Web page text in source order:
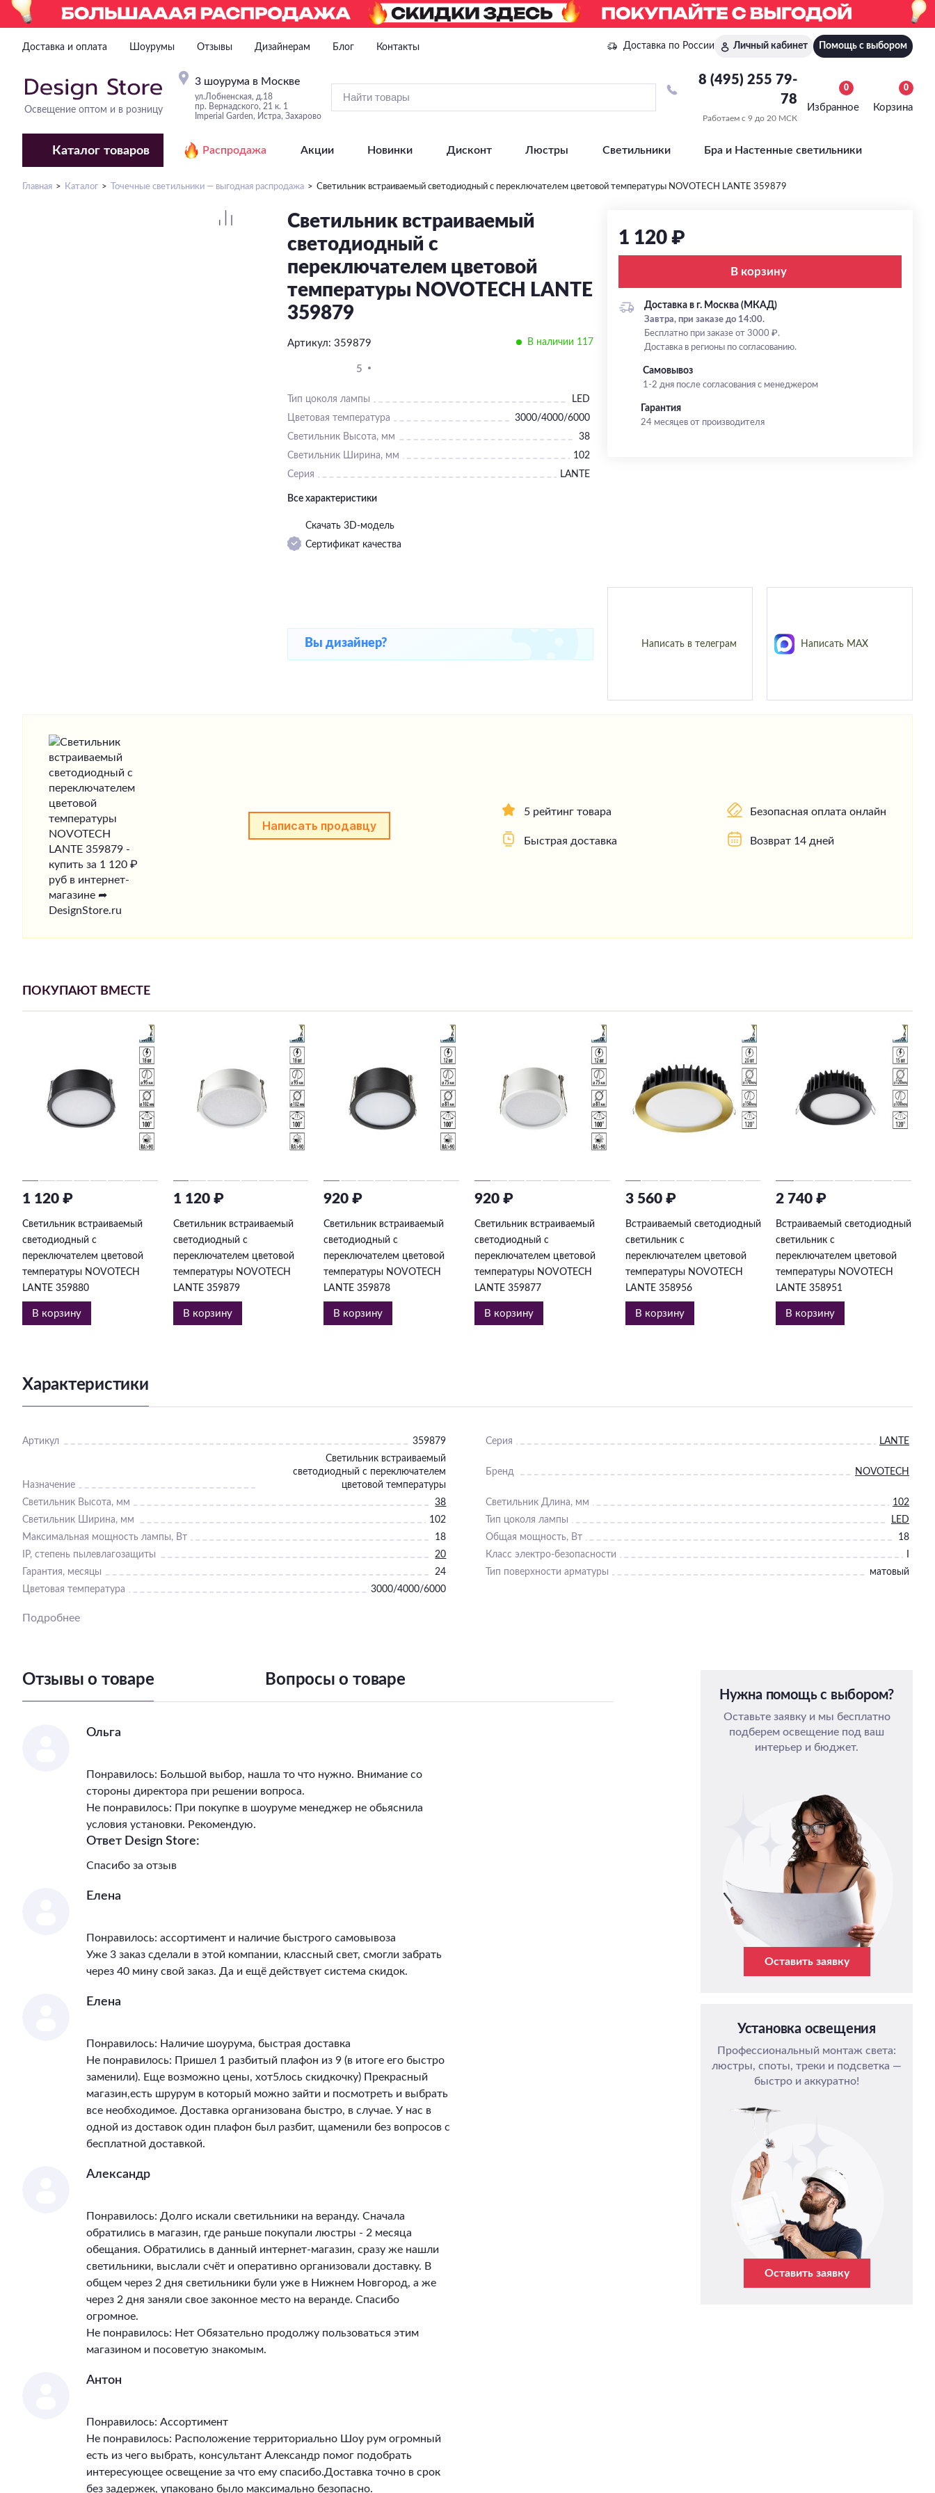
Доставка и оплата Шоурумы Отзывы Дизайнерам Блог Контакты Доставка по России Личный кабинет Помощь с выбором
Освещение оптом и в розницу
3 шоурума в Москве
ул.Лобненская, д.18
пр. Вернадского, 21 к. 1
Imperial Garden, Истра, Захарово
8 (495) 255 79-
78
Работаем с 9 до 20 МСК
Избранное
0
Корзина
0
Каталог товаров Распродажа Акции Новинки Дисконт Люстры Светильники Бра и Настенные светильники
Главная Каталог Точечные светильники — выгодная распродажа Светильник встраиваемый светодиодный с переключателем цветовой температуры NOVOTECH LANTE 359879
Светильник встраиваемый
светодиодный с
переключателем цветовой
температуры NOVOTECH LANTE
359879
Артикул: 359879 В наличии 117
5
Тип цоколя лампы
LED
Цветовая температура
3000/4000/6000
Светильник Высота, мм
38
Светильник Ширина, мм
102
Серия
LANTE
Все характеристики
Скачать 3D-модель
Сертификат качества
1 120 ₽
В корзину
Доставка в г. Москва (МКАД)
Завтра, при заказе до 14:00.
Бесплатно при заказе от 3000 ₽.
Доставка в регионы по согласованию.
Самовывоз
1-2 дня после согласования с менеджером
Гарантия
24 месяцев от производителя
Вы дизайнер? Написать в телеграм Написать MAX
Написать продавцу
5 рейтинг товара
Быстрая доставка
Безопасная оплата онлайн
Возврат 14 дней
ПОКУПАЮТ ВМЕСТЕ
1 120 ₽
Светильник встраиваемый
светодиодный с
переключателем цветовой
температуры NOVOTECH
LANTE 359880
В корзину
1 120 ₽
Светильник встраиваемый
светодиодный с
переключателем цветовой
температуры NOVOTECH
LANTE 359879
В корзину
920 ₽
Светильник встраиваемый
светодиодный с
переключателем цветовой
температуры NOVOTECH
LANTE 359878
В корзину
920 ₽
Светильник встраиваемый
светодиодный с
переключателем цветовой
температуры NOVOTECH
LANTE 359877
В корзину
3 560 ₽
Встраиваемый светодиодный
светильник с
переключателем цветовой
температуры NOVOTECH
LANTE 358956
В корзину
2 740 ₽
Встраиваемый светодиодный
светильник с
переключателем цветовой
температуры NOVOTECH
LANTE 358951
В корзину
Характеристики
Артикул 359879 Серия LANTE
Назначение
Светильник встраиваемый
светодиодный с переключателем
цветовой температуры
Бренд NOVOTECH
Светильник Высота, мм 38 Светильник Длина, мм
102
Светильник Ширина, мм
102 Тип цоколя лампы
LED
Максимальная мощность лампы, Вт
18 Общая мощность, Вт
18
IP, степень пылевлагозащиты
20 Класс электро-безопасности
Гарантия, месяцы
24 Тип поверхности арматуры
матовый
Цветовая температура
3000/4000/6000
Подробнее
Отзывы о товаре Вопросы о товаре
Ольга
Понравилось: Большой выбор, нашла то что нужно. Внимание со
стороны директора при решении вопроса.
Не понравилось: При покупке в шоуруме менеджер не обьяснила
условия установки. Рекомендую.
Ответ Design Store:
Спасибо за отзыв
Елена
Понравилось: ассортимент и наличие быстрого самовывоза
Уже 3 заказ сделали в этой компании, классный свет, смогли забрать
через 40 мину свой заказ. Да и ещё действует система скидок.
Елена
Понравилось: Наличие шоурума, быстрая доставка
Не понравилось: Пришел 1 разбитый плафон из 9 (в итоге его быстро
заменили). Еще возможно цены, хот5лось скидкочку) Прекрасный
магазин,есть шрурум в который можно зайти и посмотреть и выбрать
все необходимое. Доставка организована быстро, в случае. У нас в
одной из доставок один плафон был разбит, щаменили без вопросов с
бесплатной доставкой.
Александр
Понравилось: Долго искали светильники на веранду. Сначала
обратились в магазин, где раньше покупали люстры - 2 месяца
обещания. Обратились в данный интернет-магазин, сразу же нашли
светильники, выслали счёт и оперативно организовали доставку. В
общем через 2 дня светильники були уже в Нижнем Новгород, а же
через 2 дня заняли свое законное место на веранде. Спасибо
огромное.
Не понравилось: Нет Обязательно продолжу пользоваться этим
магазином и посоветую знакомым.
Антон
Понравилось: Ассортимент
Не понравилось: Расположение территориально Шоу рум огромный
есть из чего выбрать, консультант Александр помог подобрать
интересующее освещение за что ему спасибо.Доставка точно в срок
без задержек, упаковано было максимально безопасно.
Нужна помощь с выбором?
Оставьте заявку и мы бесплатно
подберем освещение под ваш
интерьер и бюджет.
Оставить заявку
Установка освещения
Профессиональный монтаж света:
люстры, споты, треки и подсветка —
быстро и аккуратно!
Оставить заявку